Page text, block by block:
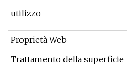
utilizzo
Proprietà Web
Trattamento della superficie